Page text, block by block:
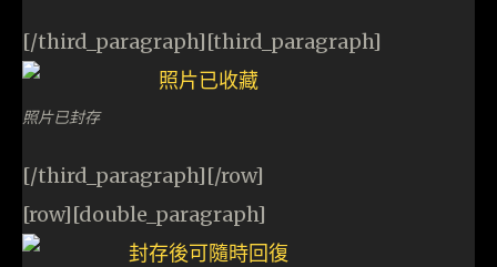
[/third_paragraph][third_paragraph]
照片已封存
[/third_paragraph][/row]
[row][double_paragraph]